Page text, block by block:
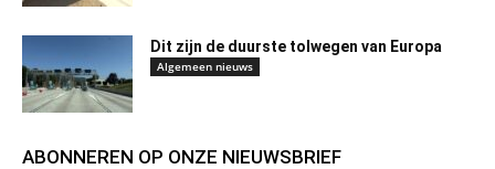
Dit zijn de duurste tolwegen van Europa
Algemeen nieuws
ABONNEREN OP ONZE NIEUWSBRIEF